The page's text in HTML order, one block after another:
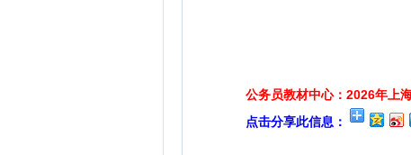
公务员教材中心：2026年上
点击分享此信息：